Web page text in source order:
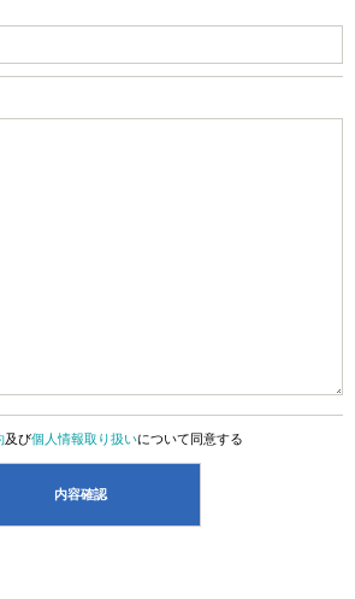
及び個人情報取り扱いについて同意する